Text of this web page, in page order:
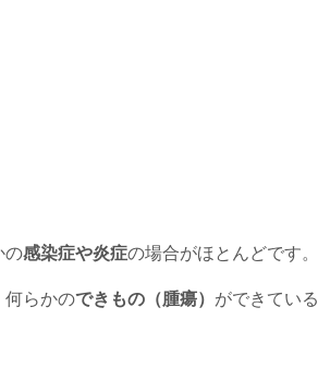
の感染症や炎症の場合がほとんどです。
何らかのできもの（腫瘍） ができている